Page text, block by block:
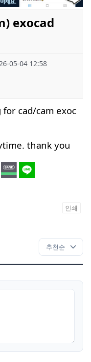
exocad
05-04 12:58
cad/cam exoc
thank you
인쇄